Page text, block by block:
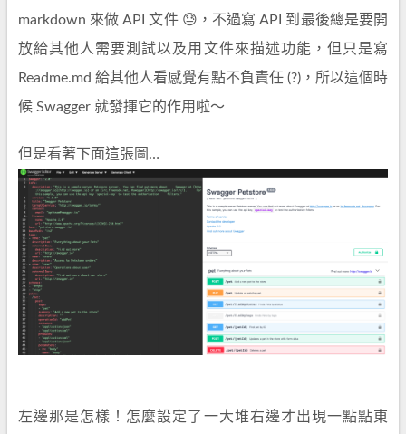
markdown 來做 API 文件 😓，不過寫 API 到最後總是要開
放給其他人需要測試以及用文件來描述功能，但只是寫
Readme.md 給其他人看感覺有點不負責任 (?)，所以這個時
候 Swagger 就發揮它的作用啦～
但是看著下面這張圖…
左邊那是怎樣！怎麼設定了一大堆右邊才出現一點點東